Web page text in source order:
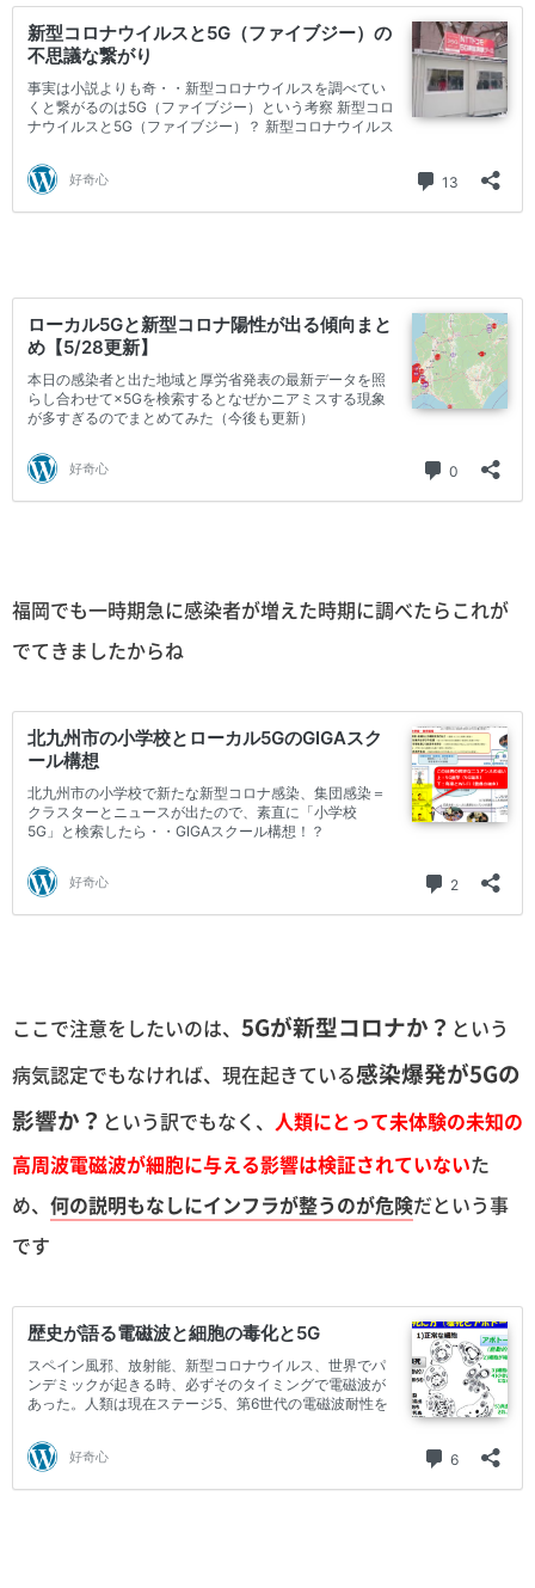
福岡でも一時期急に感染者が増えた時期に調べたらこれが
でてきましたからね
ここで注意をしたいのは、 5Gが新型コロナか？ という
病気認定でもなければ、現在起きている感染爆発が5Gの
影響か？ という訳でもなく、 人類にとって未体験の未知の
高周波電磁波が細胞に与える影響は検証されていないた
め、 何の説明もなしにインフラが整うのが危険だという事
です